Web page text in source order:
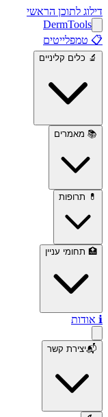
דילוג לתוכן הראשי
DermTools
📋 טמפלייטים
🔬 כלים קליניים
📚 מאמרים
💊 תרופות
🏥 תחומי עניין
ℹ️ אודות
📬יצירת קשר